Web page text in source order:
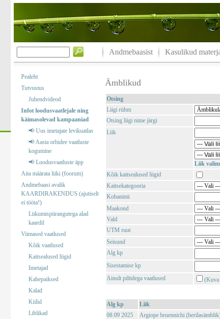
Andmebaasist Kasulikud
Pealeht
Tutvustus
Juhendvideod
Infot loodusvaatlejale ning
käimasolevad kampaaniad
📢 Uus imetajate levikuatlas
📢 Aasta orhidee vaatluste
kogumine
📢 Loodusvaatluste äpp
Aita määrata liiki (foorum)
Andmebaasi avalik
KAARDIRAKENDUS (ajutiselt
ei tööta!)
Liikumispiirangutega alad
kaardil
Viimased vaatlused
Kõik vaatlused
Kaitsealused liigid
Imetajad
Kahepaiksed
Kalad
Kiilid
Liblikad
Ämblikud
Otsing
Liigi rühm
Otsing liigi nime järgi
Liik
Liik
Kõik kaitsealused liigid
Kaitsekategooria
Kohanimi
Maakond
Vald
UTM ruut
Seisund
Alg kp
Sisestamise kp
Ainult piltidega vaatlused
(Kuva
Alg kp
Liik
08.09 2025
Argiope bruennichi